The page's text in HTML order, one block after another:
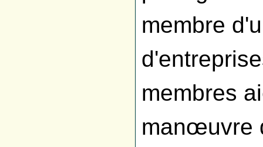
membre
membres
manœuvre